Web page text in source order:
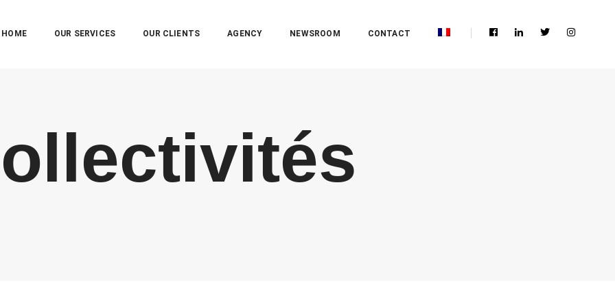
HOME OUR SERVICES OUR CLIENTS AGENCY NEWSROOM CONTACT